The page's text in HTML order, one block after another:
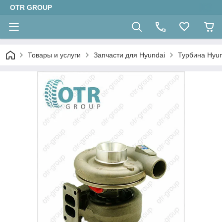
OTR GROUP
Товары и услуги Запчасти для Hyundai Турбина